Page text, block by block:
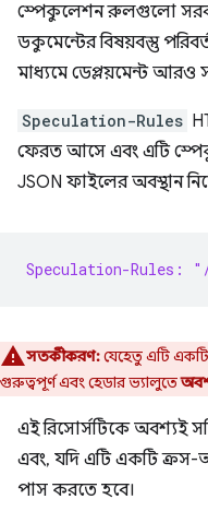
স্পেকুলেশন রুলগুলো
ডকুমেন্টের বিষয়বস্তু
মাধ্যমে ডেপ্লয়মেন্ট আরও
Speculation-Rules
ফেরত আসে এবং এটি
JSON ফাইলের অবস্থান
Speculation-Rules:
সতর্কীকরণ:যেহেতু এটি একটি
গুরুত্বপূর্ণ এবং হেডার ভ্যালুতে
এই রিসোর্সটিকে অবশ্যই
এবং, যদি এটি একটি ক্রস-
পাস করতে হবে।